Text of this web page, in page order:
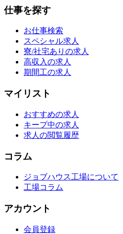
仕事を探す
お仕事検索
スペシャル求人
寮/社宅ありの求人
高収入の求人
期間工の求人
マイリスト
おすすめの求人
キープ中の求人
求人の閲覧履歴
コラム
ジョブハウス工場について
工場コラム
アカウント
会員登録